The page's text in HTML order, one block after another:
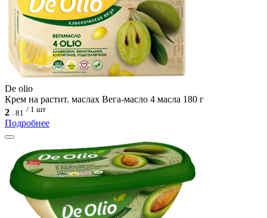
De olio
Крем на растит. маслах Вега-масло 4 масла 180 г
2 . 81 / 1 шт
Подробнее